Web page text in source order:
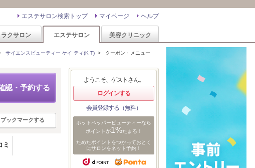
ヘルプ
マイページ
エステサロン検索トップ
ラクサロン エステサロン 美容クリニック
サイエンスビューティー ケイ ティ(K T) > クーポン・メニュー
認・予約する
ブックマークする
ミ
ようこそ、ゲストさん。
ログインする
会員登録する（無料）
ホットペッパービューティーなら
ポイントが1%たまる！
ためたポイントをつかっておとく
にサロンをネット予約！